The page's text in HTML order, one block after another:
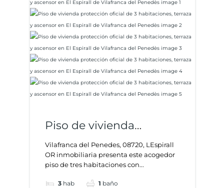
Piso de vivienda
protección oficial de 3
habitaciones, terraza y
ascensor en El Espirall
Vilafranca del Penedes, 08720, LEspirall
OR inmobiliaria presenta este acogedor
piso de tres habitaciones con...
3 hab 1 baño